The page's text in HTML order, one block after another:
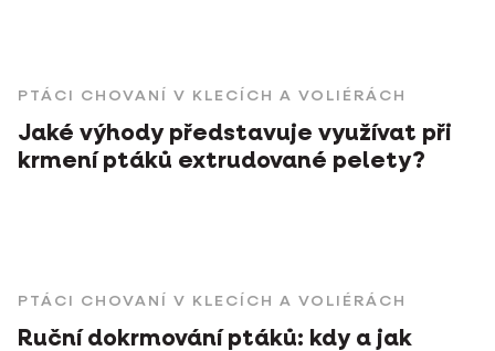
PTÁCI CHOVANÍ V KLECÍCH A VOLIÉRÁCH
Jaké výhody představuje využívat při
krmení ptáků extrudované pelety?
PTÁCI CHOVANÍ V KLECÍCH A VOLIÉRÁCH
Ruční dokrmování ptáků: kdy a jak